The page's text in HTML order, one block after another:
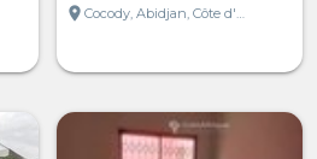
location_on